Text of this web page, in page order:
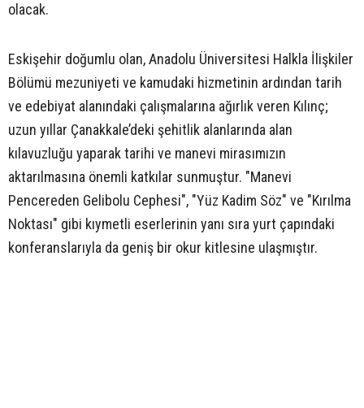
olacak.
Eskişehir doğumlu olan, Anadolu Üniversitesi Halkla İlişkiler
Bölümü mezuniyeti ve kamudaki hizmetinin ardından tarih
ve edebiyat alanındaki çalışmalarına ağırlık veren Kılınç;
uzun yıllar Çanakkale’deki şehitlik alanlarında alan
kılavuzluğu yaparak tarihi ve manevi mirasımızın
aktarılmasına önemli katkılar sunmuştur. "Manevi
Pencereden Gelibolu Cephesi", "Yüz Kadim Söz" ve "Kırılma
Noktası" gibi kıymetli eserlerinin yanı sıra yurt çapındaki
konferanslarıyla da geniş bir okur kitlesine ulaşmıştır.